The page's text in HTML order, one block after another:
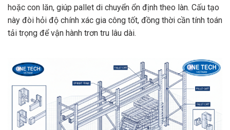
hoặc con lăn, giúp pallet di chuyển ổn định theo làn. Cấu tạo
này đòi hỏi độ chính xác gia công tốt, đồng thời cần tính toán
tải trọng để vận hành trơn tru lâu dài.